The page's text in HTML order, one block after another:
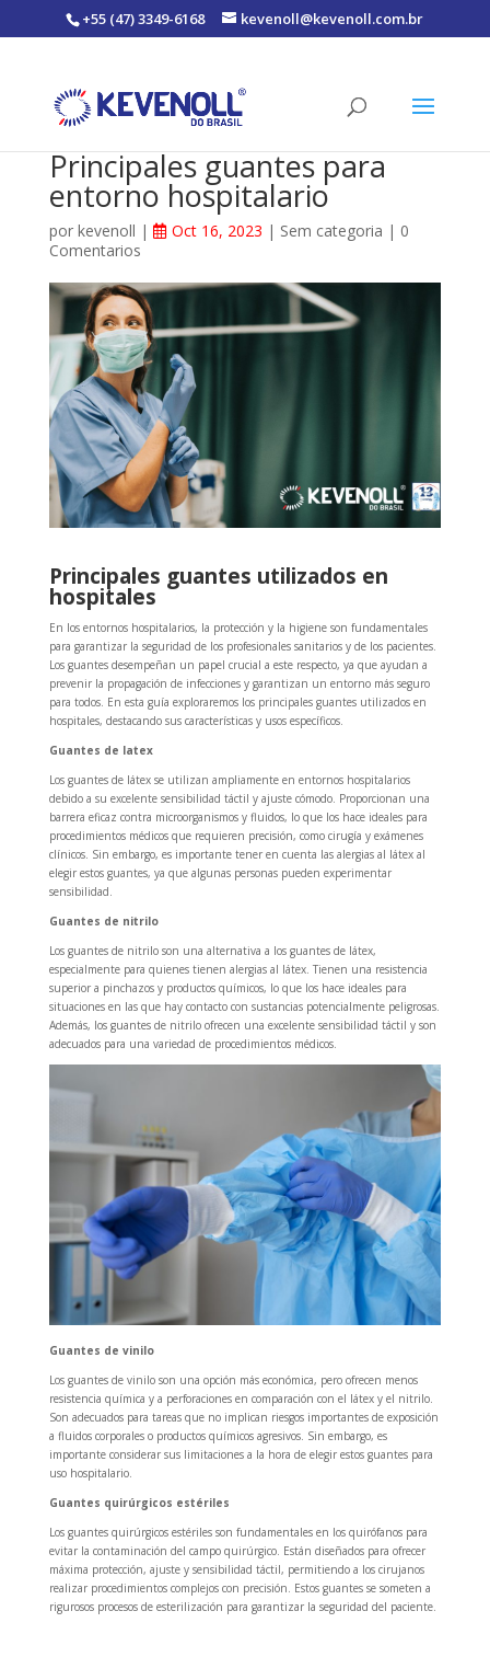
+55 (47) 3349-6168 kevenoll@kevenoll.com.br
Principales guantes para
entorno hospitalario
por kevenoll | Oct 16, 2023 | Sem categoria | 0
Comentarios
Principales guantes utilizados en
hospitales
En los entornos hospitalarios, la protección y la higiene son fundamentales
para garantizar la seguridad de los profesionales sanitarios y de los pacientes.
Los guantes desempeñan un papel crucial a este respecto, ya que ayudan a
prevenir la propagación de infecciones y garantizan un entorno más seguro
para todos. En esta guía exploraremos los principales guantes utilizados en
hospitales, destacando sus características y usos específicos.
Guantes de latex
Los guantes de látex se utilizan ampliamente en entornos hospitalarios
debido a su excelente sensibilidad táctil y ajuste cómodo. Proporcionan una
barrera eficaz contra microorganismos y fluidos, lo que los hace ideales para
procedimientos médicos que requieren precisión, como cirugía y exámenes
clínicos. Sin embargo, es importante tener en cuenta las alergias al látex al
elegir estos guantes, ya que algunas personas pueden experimentar
sensibilidad.
Guantes de nitrilo
Los guantes de nitrilo son una alternativa a los guantes de látex,
especialmente para quienes tienen alergias al látex. Tienen una resistencia
superior a pinchazos y productos químicos, lo que los hace ideales para
situaciones en las que hay contacto con sustancias potencialmente peligrosas.
Además, los guantes de nitrilo ofrecen una excelente sensibilidad táctil y son
adecuados para una variedad de procedimientos médicos.
Guantes de vinilo
Los guantes de vinilo son una opción más económica, pero ofrecen menos
resistencia química y a perforaciones en comparación con el látex y el nitrilo.
Son adecuados para tareas que no implican riesgos importantes de exposición
a fluidos corporales o productos químicos agresivos. Sin embargo, es
importante considerar sus limitaciones a la hora de elegir estos guantes para
uso hospitalario.
Guantes quirúrgicos estériles
Los guantes quirúrgicos estériles son fundamentales en los quirófanos para
evitar la contaminación del campo quirúrgico. Están diseñados para ofrecer
máxima protección, ajuste y sensibilidad táctil, permitiendo a los cirujanos
realizar procedimientos complejos con precisión. Estos guantes se someten a
rigurosos procesos de esterilización para garantizar la seguridad del paciente.